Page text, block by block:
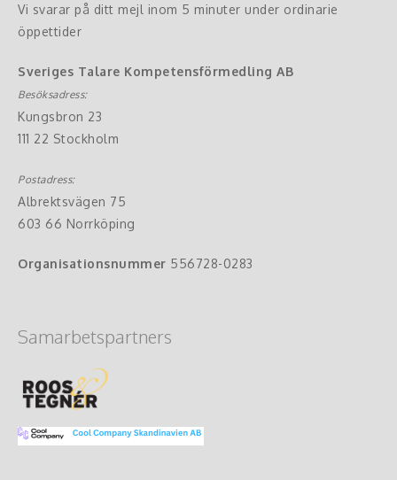
Vi svarar på ditt mejl inom 5 minuter under ordinarie
öppettider
Sveriges Talare Kompetensförmedling AB
Besöksadress:
Kungsbron 23
111 22 Stockholm
Postadress:
Albrektsvägen 75
603 66 Norrköping
Organisationsnummer 556728-0283
Samarbetspartners